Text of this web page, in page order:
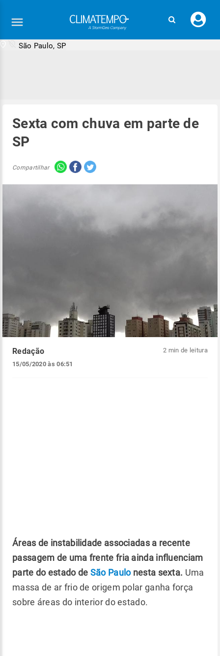
seu
São Paulo, SP
Sexta com chuva em parte de
SP
Compartilhar
Redação
15/05/2020 às 06:51
2 min de leitura
Áreas de instabilidade associadas a recente
passagem de uma frente fria ainda influenciam
parte do estado de São Paulonesta sexta. Uma
massa de ar frio de origem polar ganha força
sobre áreas do interior do estado.